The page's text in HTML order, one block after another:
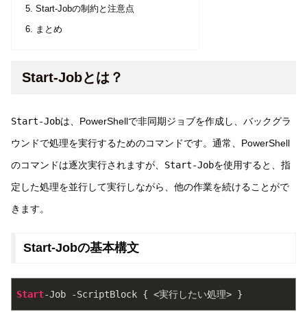
Start-Jobの制約と注意点
まとめ
Start-Jobとは？
Start-Jobは、PowerShellで非同期ジョブを作成し、バックグラ
ウンドで処理を実行するためのコマンドです。通常、PowerShell
のコマンドは逐次実行されますが、 Start-Jobを使用すると、指
定した処理を並行して実行しながら、他の作業を続けることがで
きます。
Start-Jobの基本構文
Start-Job -ScriptBlock { <実行したい処理> }